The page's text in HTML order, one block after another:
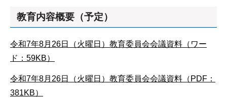
教育内容概要（予定）
令和7年8月26日（火曜日）教育委員会会議資料（ワー
ド：59KB）
令和7年8月26日（火曜日）教育委員会会議資料（PDF：
381KB）